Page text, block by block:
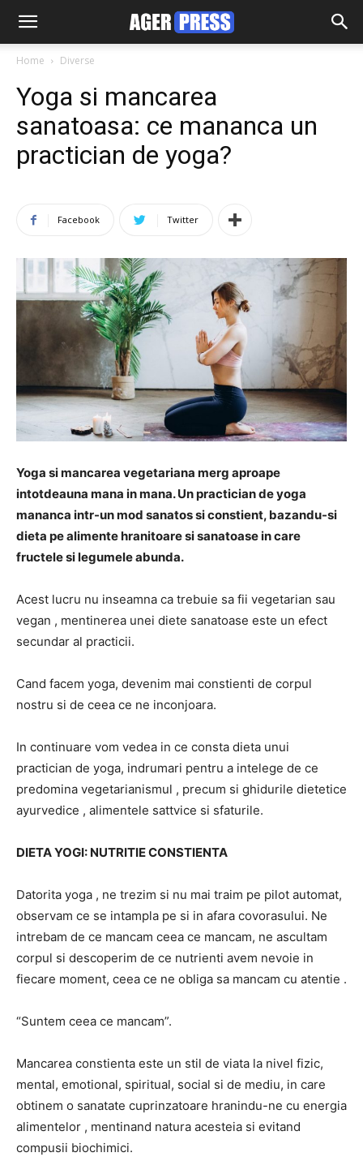
Home Diverse
Yoga si mancarea
sanatoasa: ce mananca un
practician de yoga?
Facebook Twitter
Yoga si mancarea vegetariana merg aproape
intotdeauna mana in mana. Un practician de yoga
mananca intr-un mod sanatos si constient, bazandu-si
dieta pe alimente hranitoare si sanatoase in care
fructele si legumele abunda.
Acest lucru nu inseamna ca trebuie sa fii vegetarian sau
vegan , mentinerea unei diete sanatoase este un efect
secundar al practicii.
Cand facem yoga, devenim mai constienti de corpul
nostru si de ceea ce ne inconjoara.
In continuare vom vedea in ce consta dieta unui
practician de yoga, indrumari pentru a intelege de ce
predomina vegetarianismul , precum si ghidurile dietetice
ayurvedice , alimentele sattvice si sfaturile.
DIETA YOGI: NUTRITIE CONSTIENTA
Datorita yoga , ne trezim si nu mai traim pe pilot automat,
observam ce se intampla pe si in afara covorasului. Ne
intrebam de ce mancam ceea ce mancam, ne ascultam
corpul si descoperim de ce nutrienti avem nevoie in
fiecare moment, ceea ce ne obliga sa mancam cu atentie .
“Suntem ceea ce mancam”.
Mancarea constienta este un stil de viata la nivel fizic,
mental, emotional, spiritual, social si de mediu, in care
obtinem o sanatate cuprinzatoare hranindu-ne cu energia
alimentelor , mentinand natura acesteia si evitand
compusii biochimici.